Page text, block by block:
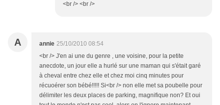
<br /> <br />
A annie 25/10/2010 08:54
<br /> J'en ai une du genre , une voisine, pour la petite
anecdote, un jour elle a hurlé sur une maman qui s'était garé
à cheval entre chez elle et chez moi cinq minutes pour
récuoérer son bébé!!!!! Si<br /> non elle met sa poubelle pour
délimiter les deux places de parking, magnifique non? Et oui